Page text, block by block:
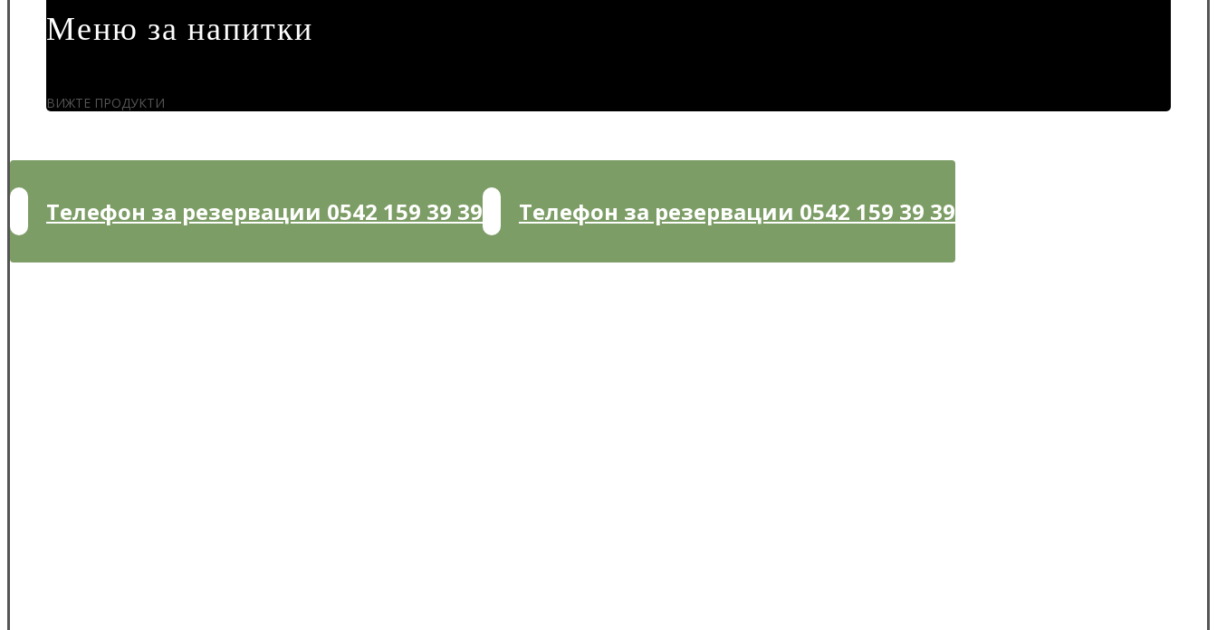
Меню за напитки
ВИЖТЕ ПРОДУКТИ
Телефон за резервации 0542 159 39 39 Телефон за резервации 0542 159 39 39